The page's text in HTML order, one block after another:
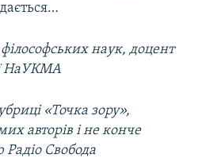
наук, доцент
НаУКМА
«Точка зору»,
авторів і не конче
Свобода